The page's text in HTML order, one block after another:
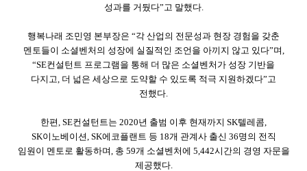
성과를 거뒀다”고 말했다.
행복나래 조민영 본부장은 “각 산업의 전문성과 현장 경험을 갖춘
멘토들이 소셜벤처의 성장에 실질적인 조언을 아끼지 않고 있다”며
“SE컨설턴트 프로그램을 통해 더 많은 소셜벤처가 성장 기반을
다지고 더 넓은 세상으로 도약할 수 있도록 적극 지원하겠다”고
전했다
한편 , SE컨설턴트는 2020년 출범 이후 현재까지 SK텔레콤
SK이노베이션 , SK에코플랜트 등 18개 관계사 출신 36명의 전직
임원이 멘토로 활동하며 총 59개 소셜벤처에 5,442시간의 경영 자문을
제공했다.